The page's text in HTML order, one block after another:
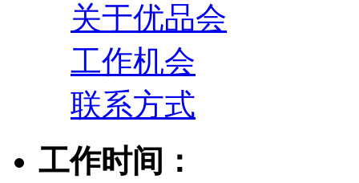
关于优品会
工作机会
联系方式
工作时间：